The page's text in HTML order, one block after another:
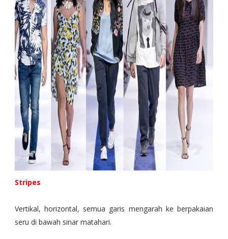
Stripes
Vertikal, horizontal, semua garis mengarah ke berpakaian
seru di bawah sinar matahari.